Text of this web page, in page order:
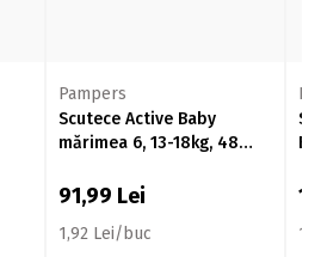
Pampers
Scutece Active Baby
mărimea 6, 13-18kg, 48
91,99 Lei
1,92 Lei/buc